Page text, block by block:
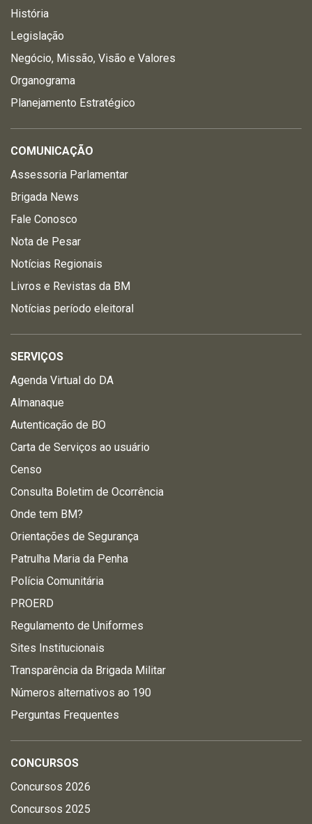
História
Legislação
Negócio, Missão, Visão e Valores
Organograma
Planejamento Estratégico
COMUNICAÇÃO
Assessoria Parlamentar
Brigada News
Fale Conosco
Nota de Pesar
Notícias Regionais
Livros e Revistas da BM
Notícias período eleitoral
SERVIÇOS
Agenda Virtual do DA
Almanaque
Autenticação de BO
Carta de Serviços ao usuário
Censo
Consulta Boletim de Ocorrência
Onde tem BM?
Orientações de Segurança
Patrulha Maria da Penha
Polícia Comunitária
PROERD
Regulamento de Uniformes
Sites Institucionais
Transparência da Brigada Militar
Números alternativos ao 190
Perguntas Frequentes
CONCURSOS
Concursos 2026
Concursos 2025